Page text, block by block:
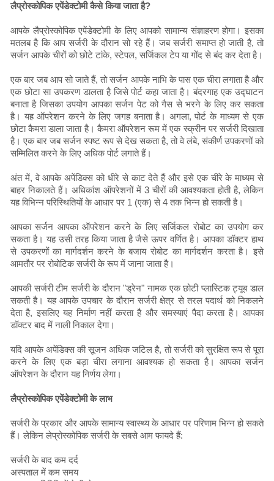
लैप्रोस्कोपिक एपेंडेक्टोमी कैसे किया जाता है?
आपके लैप्रोस्कोपिक एपेंडेक्टोमी के लिए आपको सामान्य संज्ञाहरण होगा। इसका
मतलब है कि आप सर्जरी के दौरान सो रहे हैं। जब सर्जरी समाप्त हो जाती है, तो
सर्जन आपके चीरों को छोटे टांके, स्टेपल, सर्जिकल टेप या गोंद से बंद कर देता है।
एक बार जब आप सो जाते हैं, तो सर्जन आपके नाभि के पास एक चीरा लगाता है और
एक छोटा सा उपकरण डालता है जिसे पोर्ट कहा जाता है। बंदरगाह एक उद्घाटन
बनाता है जिसका उपयोग आपका सर्जन पेट को गैस से भरने के लिए कर सकता
है। यह ऑपरेशन करने के लिए जगह बनाता है। अगला, पोर्ट के माध्यम से एक
छोटा कैमरा डाला जाता है। कैमरा ऑपरेशन रूम में एक स्क्रीन पर सर्जरी दिखाता
है। एक बार जब सर्जन स्पष्ट रूप से देख सकता है, तो वे लंबे, संकीर्ण उपकरणों को
सम्मिलित करने के लिए अधिक पोर्ट लगाते हैं।
अंत में, वे आपके अपेंडिक्स को धीरे से काट देते हैं और इसे एक चीरे के माध्यम से
बाहर निकालते हैं। अधिकांश ऑपरेशनों में 3 चीरों की आवश्यकता होती है, लेकिन
यह विभिन्न परिस्थितियों के आधार पर 1 (एक) से 4 तक भिन्न हो सकती है।
आपका सर्जन आपका ऑपरेशन करने के लिए सर्जिकल रोबोट का उपयोग कर
सकता है। यह उसी तरह किया जाता है जैसे ऊपर वर्णित है। आपका डॉक्टर हाथ
से उपकरणों का मार्गदर्शन करने के बजाय रोबोट का मार्गदर्शन करता है। इसे
आमतौर पर रोबोटिक सर्जरी के रूप में जाना जाता है।
आपकी सर्जरी टीम सर्जरी के दौरान "ड्रेन" नामक एक छोटी प्लास्टिक ट्यूब डाल
सकती है। यह आपके उपचार के दौरान सर्जरी क्षेत्र से तरल पदार्थ को निकलने
देता है, इसलिए यह निर्माण नहीं करता है और समस्याएं पैदा करता है। आपका
डॉक्टर बाद में नाली निकाल देगा।
यदि आपके अपेंडिक्स की सूजन अधिक जटिल है, तो सर्जरी को सुरक्षित रूप से पूरा
करने के लिए एक बड़ा चीरा लगाना आवश्यक हो सकता है। आपका सर्जन
ऑपरेशन के दौरान यह निर्णय लेगा।
लैप्रोस्कोपिक एपेंडेक्टोमी के लाभ
सर्जरी के प्रकार और आपके सामान्य स्वास्थ्य के आधार पर परिणाम भिन्न हो सकते
हैं। लेकिन लेप्रोस्कोपिक सर्जरी के सबसे आम फायदे हैं:
सर्जरी के बाद कम दर्द
अस्पताल में कम समय